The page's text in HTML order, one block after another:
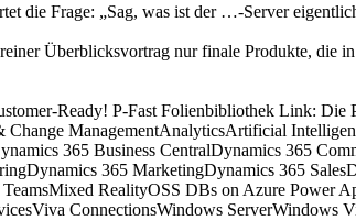
die Frage: „Sag, was ist der …-Server
Überblicksvortrag nur finale Produkte, die
Ready! P-Fast Folienbibliothek Link: Die
Change ManagementAnalyticsArtificial
365 Business CentralDynamics 365
Dynamics 365 MarketingDynamics 365 Sales
Mixed RealityOSS DBs on Azure Power
Viva ConnectionsWindows ServerWindows